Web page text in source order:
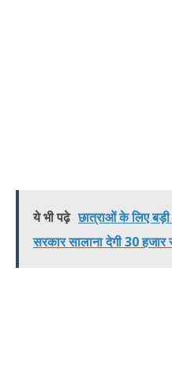
ये भी पढ़े छात्राओं के लिए
सरकार सालाना देगी 30 हजार